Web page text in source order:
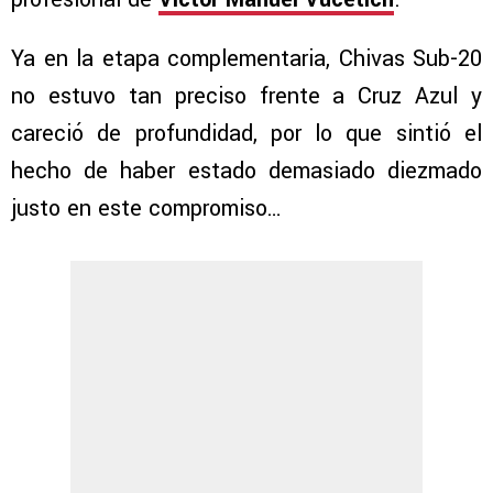
Ya en la etapa complementaria, Chivas Sub-20
no estuvo tan preciso frente a Cruz Azul y
careció de profundidad, por lo que sintió el
hecho de haber estado demasiado diezmado
justo en este compromiso…